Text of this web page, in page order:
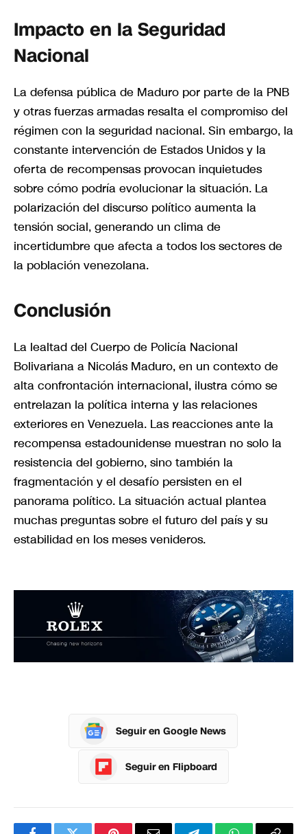
Impacto en la Seguridad
Nacional
La defensa pública de Maduro por parte de la PNB
y otras fuerzas armadas resalta el compromiso del
régimen con la seguridad nacional. Sin embargo, la
constante intervención de Estados Unidos y la
oferta de recompensas provocan inquietudes
sobre cómo podría evolucionar la situación. La
polarización del discurso político aumenta la
tensión social, generando un clima de
incertidumbre que afecta a todos los sectores de
la población venezolana.
Conclusión
La lealtad del Cuerpo de Policía Nacional
Bolivariana a Nicolás Maduro, en un contexto de
alta confrontación internacional, ilustra cómo se
entrelazan la política interna y las relaciones
exteriores en Venezuela. Las reacciones ante la
recompensa estadounidense muestran no solo la
resistencia del gobierno, sino también la
fragmentación y el desafío persisten en el
panorama político. La situación actual plantea
muchas preguntas sobre el futuro del país y su
estabilidad en los meses venideros.
Seguir en Google News
Seguir en Flipboard